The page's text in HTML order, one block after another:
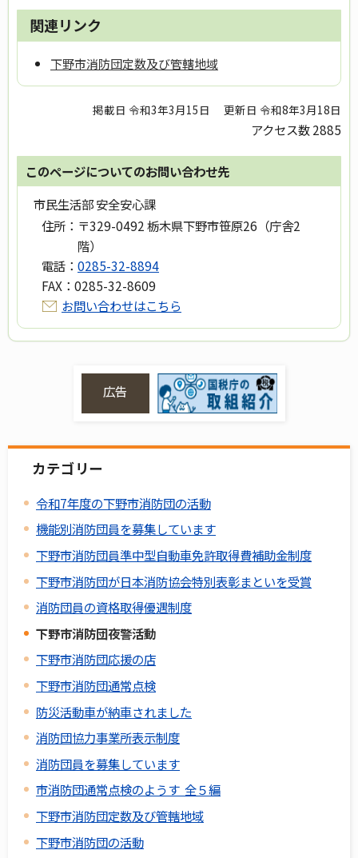
関連リンク
下野市消防団定数及び管轄地域
掲載日 令和3年3月15日 更新日 令和8年3月18日
アクセス数2885
このページについてのお問い合わせ先
市民生活部 安全安心課
住所： 〒329-0492 栃木県下野市笹原26（庁舎2
階）
電話： 0285-32-8894
FAX： 0285-32-8609
お問い合わせはこちら
広告
カテゴリー
令和7年度の下野市消防団の活動
機能別消防団員を募集しています
下野市消防団員準中型自動車免許取得費補助金制度
下野市消防団が日本消防協会特別表彰まといを受賞
消防団員の資格取得優遇制度
下野市消防団夜警活動
下野市消防団応援の店
下野市消防団通常点検
防災活動車が納車されました
消防団協力事業所表示制度
消防団員を募集しています
市消防団通常点検のようす 全５編
下野市消防団定数及び管轄地域
下野市消防団の活動